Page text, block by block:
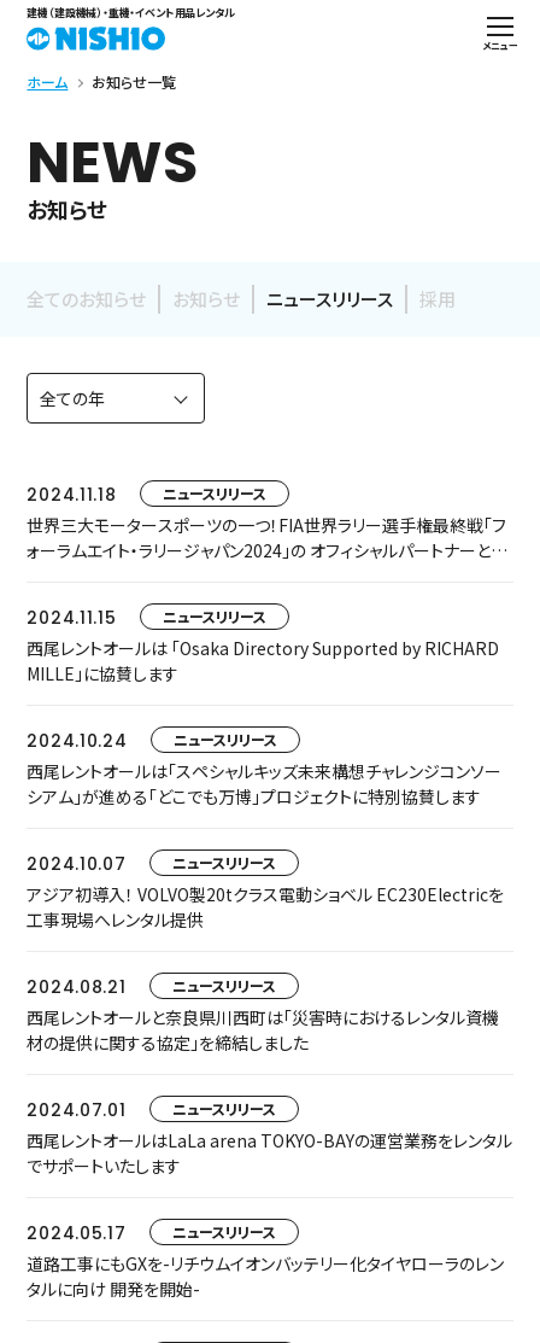
建機（建設機械）・重機・イベント用品レンタル
メニュー
ホーム お知らせ一覧
NEWS
お知らせ
全てのお知らせ お知らせ ニュースリリース 採用
2024.11.18 ニュースリリース
世界三大モータースポーツの一つ！FIA世界ラリー選手権最終戦「フ
ォーラムエイト・ラリージャパン2024」の オフィシャルパートナーとし
2024.11.15
ニュースリリース
西尾レントオールは 「Osaka Directory Supported by RICHARD
MILLE」に協賛します
2024.10.24 ニュースリリース
西尾レントオールは「スペシャルキッズ未来構想チャレンジコンソー
シアム」が進める「どこでも万博」プロジェクトに特別協賛します
2024.10.07 ニュースリリース
アジア初導入！ VOLVO製20tクラス電動ショベル EC230Electricを
工事現場へレンタル提供
2024.08.21 ニュースリリース
西尾レントオールと奈良県川西町は「災害時におけるレンタル資機
材の提供に関する協定」を締結しました
2024.07.01 ニュースリリース
西尾レントオールはLaLa arena TOKYO-BAYの運営業務をレンタル
でサポートいたします
2024.05.17 ニュースリリース
道路工事にもGXを-リチウムイオンバッテリー化タイヤローラのレン
タルに向け 開発を開始-